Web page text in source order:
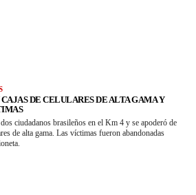
DE CELULARES DE ALTA GAMA Y
ciudadanos brasileños en el Km 4 y se apoderó de
de alta gama. Las víctimas fueron abandonadas